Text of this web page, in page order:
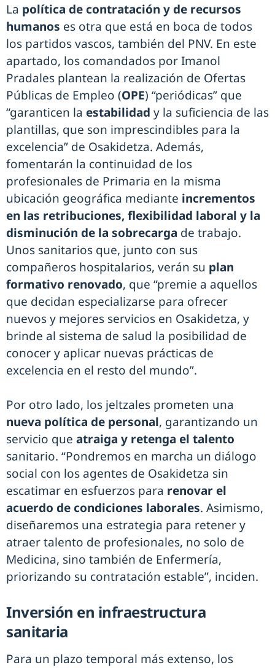
La política de contratación y de recursos
humanos es otra que está en boca de todos
los partidos vascos, también del PNV. En este
apartado, los comandados por Imanol
Pradales plantean la realización de Ofertas
Públicas de Empleo (OPE) “periódicas” que
“garanticen la estabilidad y la suficiencia de las
plantillas, que son imprescindibles para la
excelencia” de Osakidetza. Además,
fomentarán la continuidad de los
profesionales de Primaria en la misma
ubicación geográfica mediante incrementos
en las retribuciones, flexibilidad laboral y la
disminución de la sobrecarga de trabajo.
Unos sanitarios que, junto con sus
compañeros hospitalarios, verán su plan
formativo renovado, que “premie a aquellos
que decidan especializarse para ofrecer
nuevos y mejores servicios en Osakidetza, y
brinde al sistema de salud la posibilidad de
conocer y aplicar nuevas prácticas de
excelencia en el resto del mundo”.
Por otro lado, los jeltzales prometen una
nueva política de personal, garantizando un
servicio que atraiga y retenga el talento
sanitario. “Pondremos en marcha un diálogo
social con los agentes de Osakidetza sin
escatimar en esfuerzos para renovar el
acuerdo de condiciones laborales. Asimismo,
diseñaremos una estrategia para retener y
atraer talento de profesionales, no solo de
Medicina, sino también de Enfermería,
priorizando su contratación estable”, inciden.
Inversión en infraestructura
sanitaria
Para un plazo temporal más extenso, los